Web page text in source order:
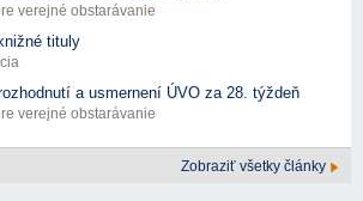
verejné obstarávanie
tituly
a usmernení ÚVO za 28. týždeň
verejné obstarávanie
Zobraziť všetky články